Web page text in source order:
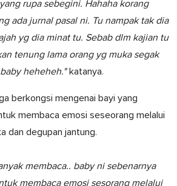
rupa sebegini. Hahaha korang
ada jurnal pasal ni. Tu nampak tak dia
yg dia minat tu. Sebab dlm kajian tu
tenung lama orang yg muka segak
heheheh."katanya.
berkongsi mengenai bayi yang
membaca emosi seseorang melalui
dan degupan jantung.
membaca.. baby ni sebenarnya
membaca emosi sesorang melalui